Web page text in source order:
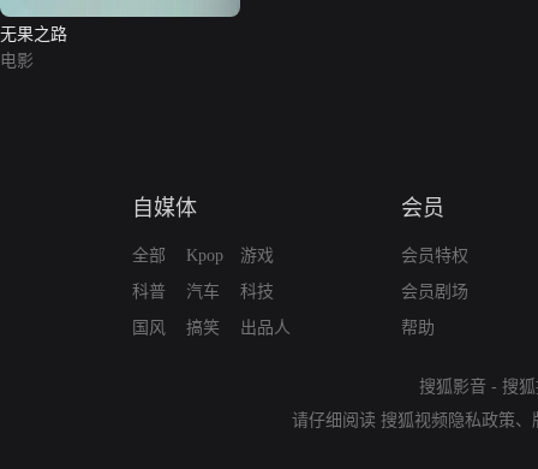
无果之路
电影
自媒体
全部
科普
国风
Kpop
汽车
搞笑
游戏
科技
出品人
会员
会员特权
会员剧场
帮助
搜狐影音 - 搜
请仔细阅读 搜狐视频隐私政策、